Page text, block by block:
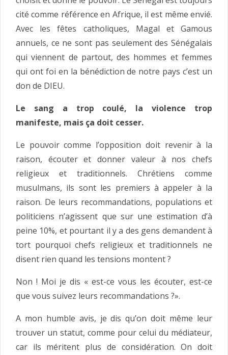
cité comme référence en Afrique, il est même envié.
Avec les fêtes catholiques, Magal et Gamous
annuels, ce ne sont pas seulement des Sénégalais
qui viennent de partout, des hommes et femmes
qui ont foi en la bénédiction de notre pays c’est un
don de DIEU.
Le sang a trop coulé, la violence trop
manifeste, mais ça doit cesser.
Le pouvoir comme l’opposition doit revenir à la
raison, écouter et donner valeur à nos chefs
religieux et traditionnels. Chrétiens comme
musulmans, ils sont les premiers à appeler à la
raison. De leurs recommandations, populations et
politiciens n’agissent que sur une estimation d’à
peine 10%, et pourtant il y a des gens demandent à
tort pourquoi chefs religieux et traditionnels ne
disent rien quand les tensions montent ?
Non ! Moi je dis « est-ce vous les écouter, est-ce
que vous suivez leurs recommandations ?».
A mon humble avis, je dis qu’on doit même leur
trouver un statut, comme pour celui du médiateur,
car ils méritent plus de considération. On doit